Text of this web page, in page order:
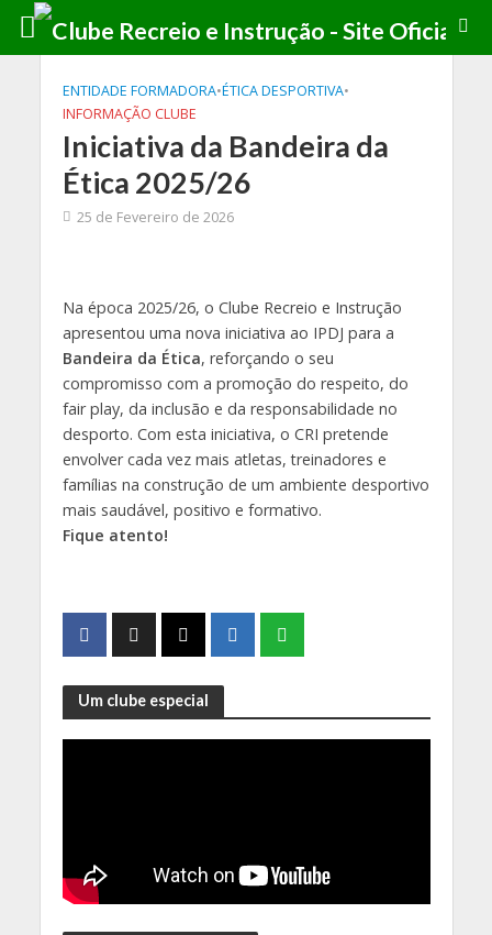
ENTIDADE FORMADORA•ÉTICA DESPORTIVA•
INFORMAÇÃO CLUBE
Iniciativa da Bandeira da
Ética 2025/26
25 de Fevereiro de 2026
Na época 2025/26, o Clube Recreio e Instrução
apresentou uma nova iniciativa ao IPDJ para a
Bandeira da Ética, reforçando o seu
compromisso com a promoção do respeito, do
fair play, da inclusão e da responsabilidade no
desporto. Com esta iniciativa, o CRI pretende
envolver cada vez mais atletas, treinadores e
famílias na construção de um ambiente desportivo
mais saudável, positivo e formativo.
Fique atento!
Um clube especial